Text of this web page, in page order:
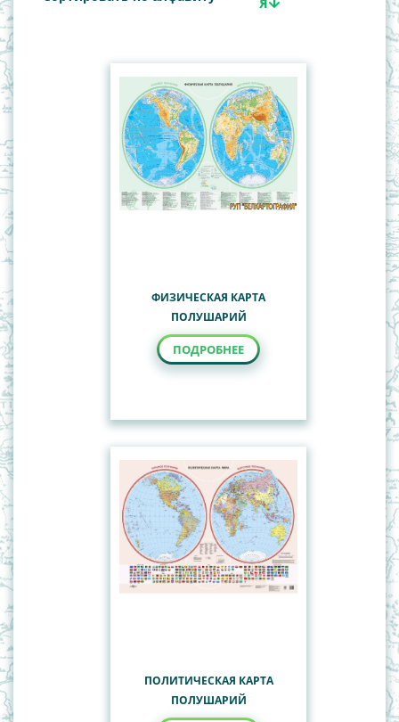
Важнейшие события истории по периодам
География
История Беларуси
Наглядные пособия
Учебные настенные карты
ФИЗИЧЕСКАЯ КАРТА
ПОЛУШАРИЙ
ПОДРОБНЕЕ
ПОЛИТИЧЕСКАЯ КАРТА
ПОЛУШАРИЙ